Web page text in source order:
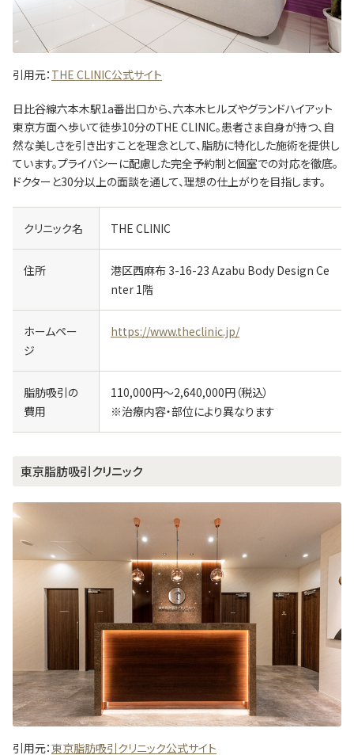
引用元： THE CLINIC公式サイト
日比谷線六本木駅1a番出口から、六本木ヒルズやグランドハイアット
東京方面へ歩いて徒歩10分のTHE CLINIC。患者さま自身が持つ、自
然な美しさを引き出すことを理念として、脂肪に特化した施術を提供し
ています。プライバシーに配慮した完全予約制と個室での対応を徹底。
ドクターと30分以上の面談を通して、理想の仕上がりを目指します。
クリニック名 THE CLINIC
住所
港区西麻布 3-16-23 Azabu Body Design Ce
nter 1階
ホームペー
ジ
https://www.theclinic.jp/
脂肪吸引の
費用
110,000円～2,640,000円（税込）
※治療内容・部位により異なります
東京脂肪吸引クリニック
引用元：東京脂肪吸引クリニック公式サイト